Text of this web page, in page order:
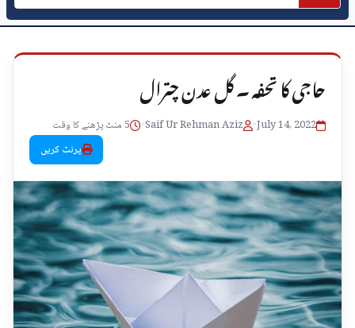
حاجی کا تحفہ ۔ گل عدن چترال
July 14, 2022
•
Saif Ur Rehman Aziz
•
5 منٹ پڑھنے کا وقت
پرنٹ کریں